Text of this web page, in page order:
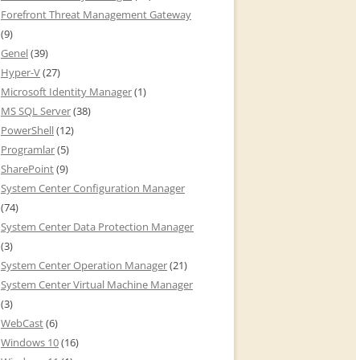
Forefront Threat Management Gateway
(9)
Genel(39)
Hyper-V(27)
Microsoft Identity Manager(1)
MS SQL Server(38)
PowerShell(12)
Programlar(5)
SharePoint(9)
System Center Configuration Manager
(74)
System Center Data Protection Manager
(3)
System Center Operation Manager(21)
System Center Virtual Machine Manager
(3)
WebCast(6)
Windows 10(16)